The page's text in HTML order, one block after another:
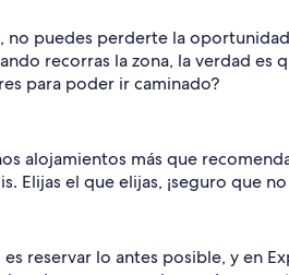
puedes perderte la
recorras la zona, la verdad es
para poder ir caminado?
alojamientos más que
Elijas el que elijas, ¡seguro que
reservar lo antes posible, y en